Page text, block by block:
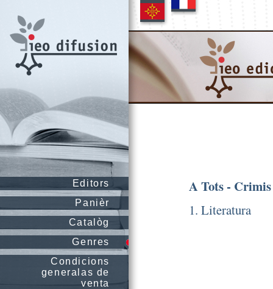
Editors
Panièr
Catalòg
Genres
Condicions
generalas de
venta
A Tots - Crimis
1. Literatura